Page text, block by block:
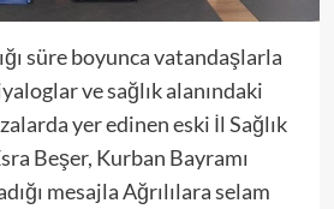
süre boyunca vatandaşlarla
ve sağlık alanındaki
yer edinen eski İl Sağlık
Beşer, Kurban Bayramı
mesajla Ağrılılara selam